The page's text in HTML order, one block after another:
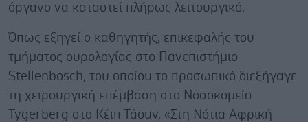
όργανο να καταστεί πλήρως λειτουργικό.
Όπως εξηγεί ο καθηγητής, επικεφαλής του
τμήματος ουρολογίας στο Πανεπιστήμιο
Stellenbosch, του οποίου το προσωπικό διεξήγαγε
τη χειρουργική επέμβαση στο Νοσοκομείο
Tygerberg στο Κέιπ Τάουν, «Στη Νότια Αφρική